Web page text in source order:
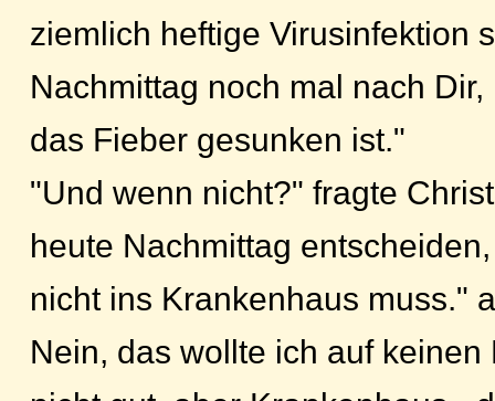
ziemlich heftige Virusinfektion
Nachmittag noch mal nach
das Fieber gesunken ist."
"Und wenn nicht?" fragte
heute Nachmittag
nicht ins Krankenhaus muss."
Nein, das wollte ich auf